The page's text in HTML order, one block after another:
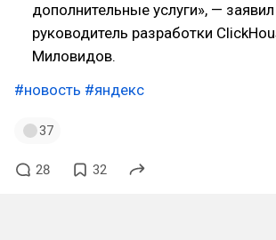
дополнительные услуги», — заявил
руководитель разработки
Миловидов.
#новость #яндекс
37
28 32